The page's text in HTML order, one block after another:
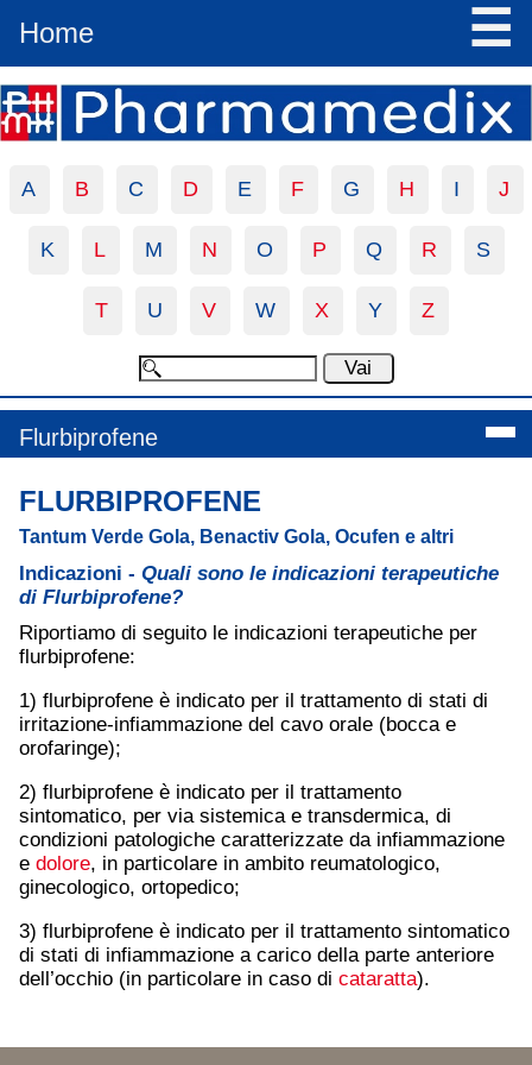
Home ☰
A B C D E F G H I J
K L M N O P Q R S
T U V W X Y Z
Flurbiprofene
FLURBIPROFENE
Tantum Verde Gola, Benactiv Gola, Ocufen e altri
Indicazioni - Quali sono le indicazioni terapeutiche
di Flurbiprofene?
Riportiamo di seguito le indicazioni terapeutiche per
flurbiprofene:
1) flurbiprofene è indicato per il trattamento di stati di
irritazione-infiammazione del cavo orale (bocca e
orofaringe);
2) flurbiprofene è indicato per il trattamento
sintomatico, per via sistemica e transdermica, di
condizioni patologiche caratterizzate da infiammazione
e dolore, in particolare in ambito reumatologico,
ginecologico, ortopedico;
3) flurbiprofene è indicato per il trattamento sintomatico
di stati di infiammazione a carico della parte anteriore
dell’occhio (in particolare in caso di cataratta).